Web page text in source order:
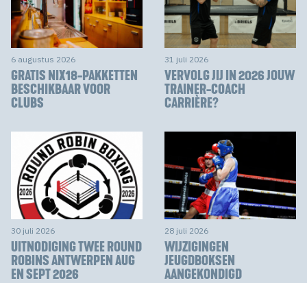
6 augustus 2026
GRATIS NIX18-PAKKETTEN
BESCHIKBAAR VOOR
CLUBS
31 juli 2026
VERVOLG JIJ IN 2026 JOUW
TRAINER-COACH
CARRIÈRE?
30 juli 2026
UITNODIGING TWEE ROUND
ROBINS ANTWERPEN AUG
EN SEPT 2026
28 juli 2026
WIJZIGINGEN
JEUGDBOKSEN
AANGEKONDIGD